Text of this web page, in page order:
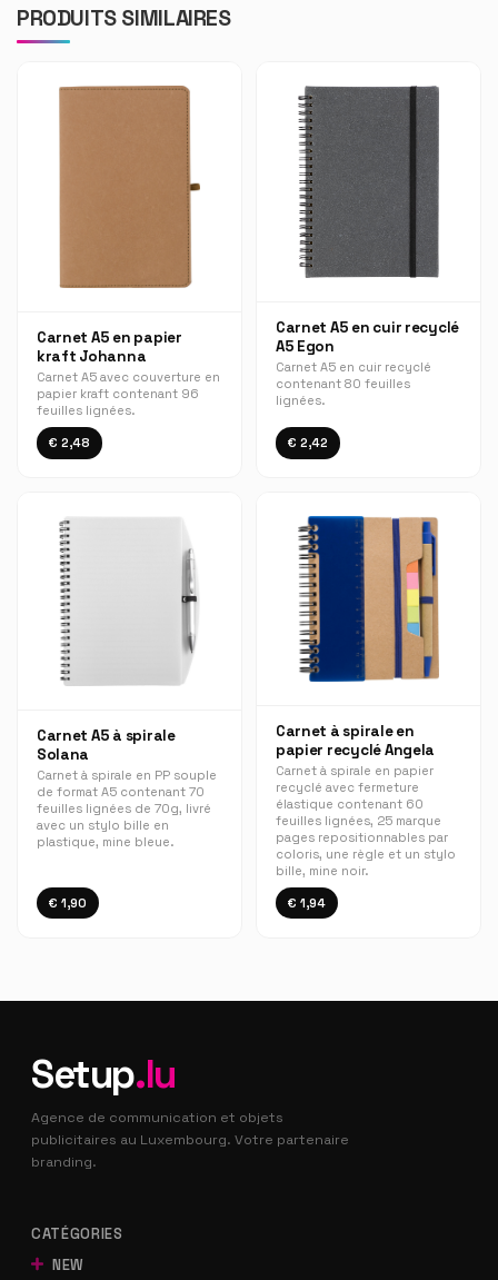
PRODUITS SIMILAIRES
Carnet A5 en papier
kraft Johanna
Carnet A5 avec couverture en
papier kraft contenant 96
feuilles lignées.
€ 2,48
Carnet A5 en cuir recyclé
A5 Egon
Carnet A5 en cuir recyclé
contenant 80 feuilles
lignées.
€ 2,42
Carnet A5 à spirale
Solana
Carnet à spirale en PP souple
de format A5 contenant 70
feuilles lignées de 70g, livré
avec un stylo bille en
plastique, mine bleue.
€ 1,90
Carnet à spirale en
papier recyclé Angela
Carnet à spirale en papier
recyclé avec fermeture
élastique contenant 60
feuilles lignées, 25 marque
pages repositionnables par
coloris, une règle et un stylo
bille, mine noir.
€ 1,94
Setup.lu
Agence de communication et objets
publicitaires au Luxembourg. Votre partenaire
branding.
CATÉGORIES
NEW